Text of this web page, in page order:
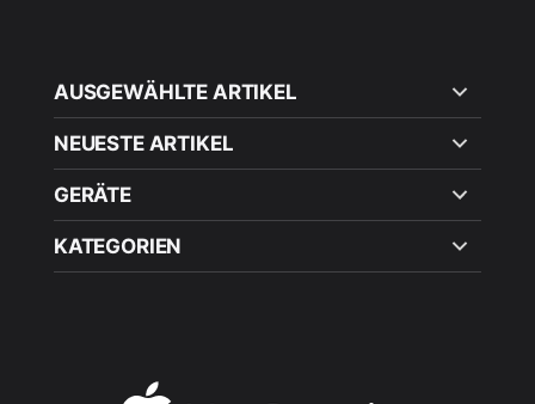
AUSGEWÄHLTE ARTIKEL
NEUESTE ARTIKEL
GERÄTE
KATEGORIEN